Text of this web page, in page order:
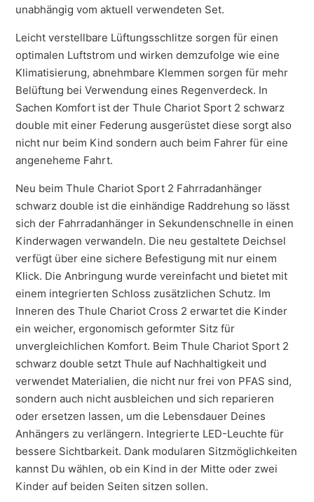
unabhängig vom aktuell verwendeten Set.
Leicht verstellbare Lüftungsschlitze sorgen für einen
optimalen Luftstrom und wirken demzufolge wie eine
Klimatisierung, abnehmbare Klemmen sorgen für mehr
Belüftung bei Verwendung eines Regenverdeck. In
Sachen Komfort ist der Thule Chariot Sport 2 schwarz
double mit einer Federung ausgerüstet diese sorgt also
nicht nur beim Kind sondern auch beim Fahrer für eine
angeneheme Fahrt.
Neu beim Thule Chariot Sport 2 Fahrradanhänger
schwarz double ist die einhändige Raddrehung so lässt
sich der Fahrradanhänger in Sekundenschnelle in einen
Kinderwagen verwandeln. Die neu gestaltete Deichsel
verfügt über eine sichere Befestigung mit nur einem
Klick. Die Anbringung wurde vereinfacht und bietet mit
einem integrierten Schloss zusätzlichen Schutz. Im
Inneren des Thule Chariot Cross 2 erwartet die Kinder
ein weicher, ergonomisch geformter Sitz für
unvergleichlichen Komfort. Beim Thule Chariot Sport 2
schwarz double setzt Thule auf Nachhaltigkeit und
verwendet Materialien, die nicht nur frei von PFAS sind,
sondern auch nicht ausbleichen und sich reparieren
oder ersetzen lassen, um die Lebensdauer Deines
Anhängers zu verlängern. Integrierte LED-Leuchte für
bessere Sichtbarkeit. Dank modularen Sitzmöglichkeiten
kannst Du wählen, ob ein Kind in der Mitte oder zwei
Kinder auf beiden Seiten sitzen sollen.